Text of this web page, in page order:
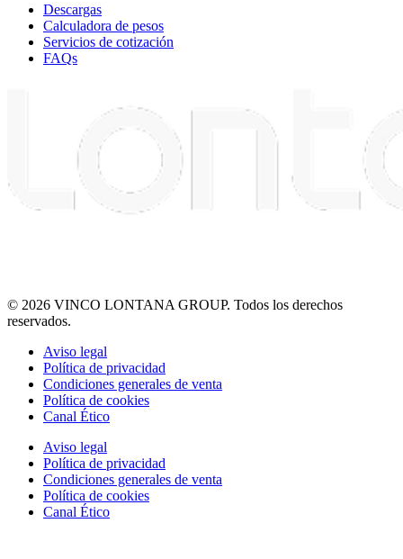
Descargas
Calculadora de pesos
Servicios de cotización
FAQs
© 2026 VINCO LONTANA GROUP. Todos los derechos
reservados.
Aviso legal
Política de privacidad
Condiciones generales de venta
Política de cookies
Canal Ético
Aviso legal
Política de privacidad
Condiciones generales de venta
Política de cookies
Canal Ético